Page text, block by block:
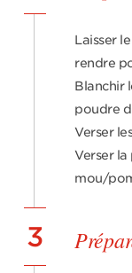
Laisser
rendre
Blanchir
poudre
Verser
Verser
mou/
3